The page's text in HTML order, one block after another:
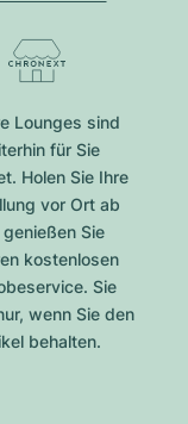
Lounges sind
für Sie
Holen Sie Ihre
vor Ort ab
genießen Sie
kostenlosen
Sie
wenn Sie den
behalten.